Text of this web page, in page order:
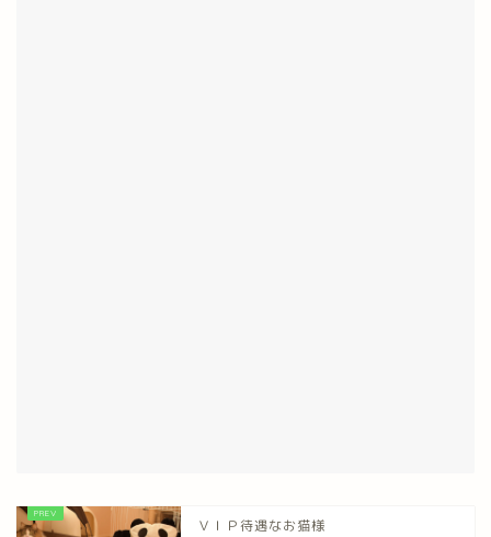
ＶＩＰ待遇なお猫様